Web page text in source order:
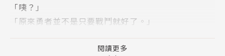
「咦？」
「原來勇者並不是只要戰鬥就好了。」
閱讀更多